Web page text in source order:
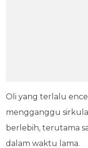
Oli yang terlalu
mengganggu
berlebih, terutama
dalam waktu lama.